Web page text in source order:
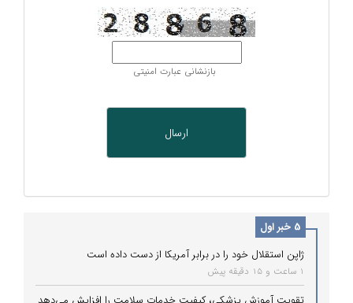
بازنشانی عبارت امنیتی
5 خبر اول
ژاپن استقلال خود را در برابر آمریکا از دست داده است
1 ساعت و 15 دقیقه پیش